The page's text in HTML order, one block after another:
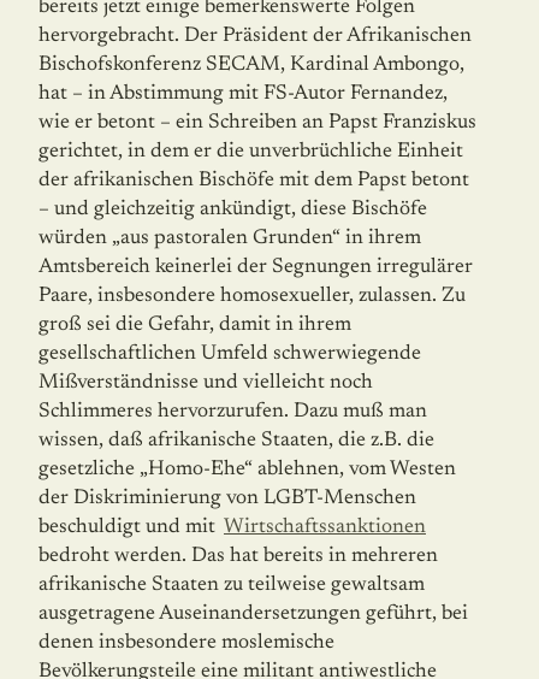
bereits jetzt einige bemerkenswerte Folgen
hervorgebracht. Der Präsident der Afrikanischen
Bischofskonferenz SECAM, Kardinal Ambongo,
hat – in Abstimmung mit FS-Autor Fernandez,
wie er betont – ein Schreiben an Papst Franziskus
gerichtet, in dem er die unverbrüchliche Einheit
der afrikanischen Bischöfe mit dem Papst betont
– und gleichzeitig ankündigt, diese Bischöfe
würden „aus pastoralen Grunden“ in ihrem
Amtsbereich keinerlei der Segnungen irregulärer
Paare, insbesondere homosexueller, zulassen. Zu
groß sei die Gefahr, damit in ihrem
gesellschaftlichen Umfeld schwerwiegende
Mißverständnisse und vielleicht noch
Schlimmeres hervorzurufen. Dazu muß man
wissen, daß afrikanische Staaten, die z.B. die
gesetzliche „Homo-Ehe“ ablehnen, vom Westen
der Diskriminierung von LGBT-Menschen
beschuldigt und mit Wirtschaftssanktionen
bedroht werden. Das hat bereits in mehreren
afrikanische Staaten zu teilweise gewaltsam
ausgetragene Auseinandersetzungen geführt, bei
denen insbesondere moslemische
Bevölkerungsteile eine militant antiwestliche